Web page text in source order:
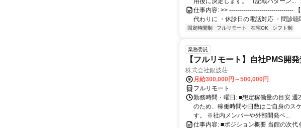
仕事内容: >> --------------------------------
代わりに ・休診日の電話対応 ・問診
固定時間制 フルリモート 在宅OK シフト制
業務委託
【フルリモート】自社PMS開
株式会社銀波荘
月給300,000円～500,000円
フルリモート
勤務時間・曜日: ■想定稼働量の目安
のため、稼働時間や日数はご自身のス
す。 ※社内メンバーや外部開発ベ...
仕事内容: ■ポジション概要 当館の次